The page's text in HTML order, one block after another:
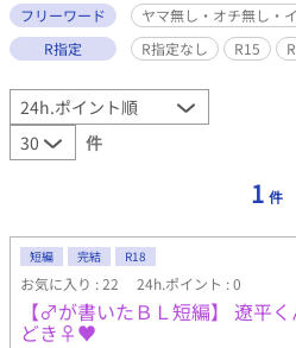
フリーワード
ヤマ無し・オチ無し・
R指定
R指定なし R15
件
1 件
短編 完結 R18
お気に入り : 22 24h.ポイント : 0
【♂が書いたＢＬ短編】 遼平
どき♀♥